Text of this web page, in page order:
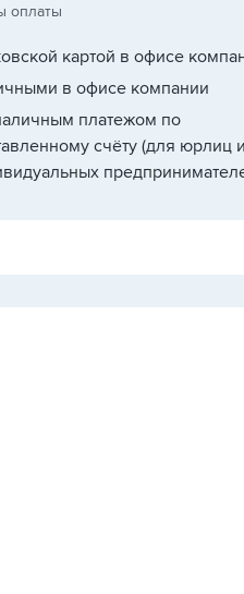
оплаты
картой в офисе
в офисе компании
платежом по
счёту (для юрлиц